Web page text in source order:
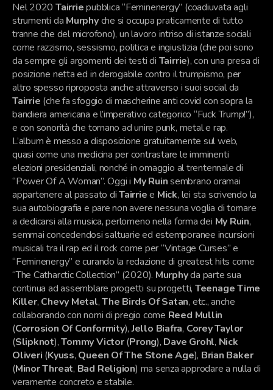
Nel 2020 Tairriepubblica “Feminenergy” (coadiuvata agli
strumenti da Murphyche si occupa praticamente di tutto
tranne che del microfono), un lavoro intriso di istanze sociali
come razzismo, sessismo, politica e ingiustizia (che poi sono
da sempre gli argomenti dei testi di Tairrie), con una presa di
posizione netta ed in derogabile contro il trumpismo, per
altro spesso riproposta anche attraverso i suoi social da
Tairrie (che fa sfoggio di mascherine anti covid con sopra la
bandiera americana e l’imperativo categorico “Fuck Trump!”),
e con sonorità che tornano ad unire punk, metal e rap.
L’album è messo a disposizione gratuitamente sul web,
quasi come una medicina per contrastare le imminenti
elezioni presidenziali, nonché in omaggio al trentennale di
“Power Of A Woman”. Oggi i My Ruinsembrano oramai
appartenere al passato diTairriee Mick, lei sta scrivendo la
sua autobiografia e pare non avere nessuna voglia di tornare
a dedicarsi alla musica, perlomeno nella forma dei My Ruin,
semmai concedendosi saltuarie ed estemporanee incursioni
musicali tra il rap ed il rock come per “Vintage Curses” e
“Feminenergy” e curando la redazione di greatest hits come
“The Catharctic Collection” (2020). Murphyda parte sua
continua ad assemblare progetti su progetti, Teenage Time
Killer, Chevy Metal,The Birds Of Satan, etc., anche
collaborando con nomi di pregio come Reed Mullin
(Corrosion Of Conformity),Jello Biafra, Corey Taylor
(Slipknot),Tommy Victor(Prong), Dave Grohl, Nick
Oliveri (Kyuss, Queen Of The Stone Age), Brian Baker
(Minor Threat, Bad Religion) ma senza approdare a nulla di
veramente concreto e stabile.